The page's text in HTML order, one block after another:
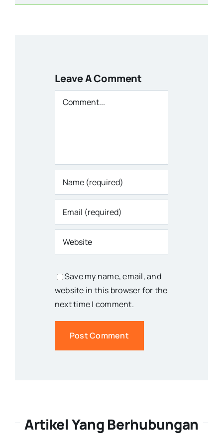
Leave A Comment
Comment
Save my name, email, and
website in this browser for the
next time I comment.
Artikel Yang Berhubungan